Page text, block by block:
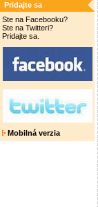
Pridajte sa
Ste na Facebooku?
Ste na Twitteri?
Pridajte sa.
Mobilná verzia